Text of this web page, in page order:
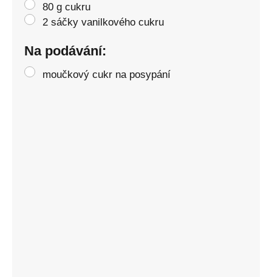
80 g cukru
2 sáčky vanilkového cukru
Na podávání:
moučkový cukr na posypání